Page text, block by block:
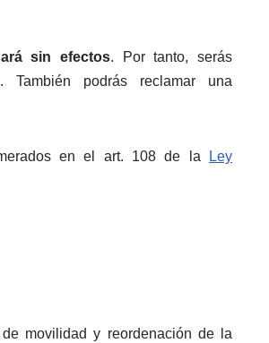
sin efectos. Por tanto, serás
También podrás reclamar una
en el art. 108 de la
Ley
movilidad y reordenación de la